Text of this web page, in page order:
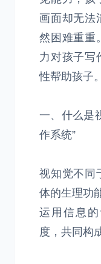
画面却无法
然困难重重
力对孩子写
性帮助孩子。
一、什么是
作系统”
视知觉不同
体的生理功
运用信息
度，共同构